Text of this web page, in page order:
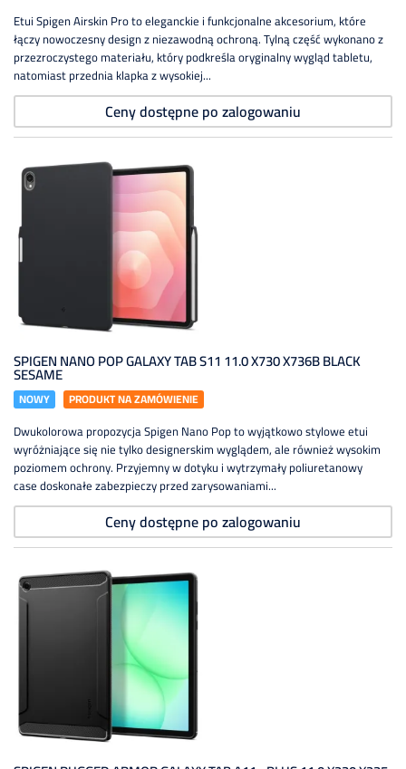
Etui Spigen Airskin Pro to eleganckie i funkcjonalne akcesorium, które
łączy nowoczesny design z niezawodną ochroną. Tylną część wykonano z
przezroczystego materiału, który podkreśla oryginalny wygląd tabletu,
natomiast przednia klapka z wysokiej...
Ceny dostępne po zalogowaniu
SPIGEN NANO POP GALAXY TAB S11 11.0 X730 X736B BLACK
SESAME
NOWY PRODUKT NA ZAMÓWIENIE
Dwukolorowa propozycja Spigen Nano Pop to wyjątkowo stylowe etui
wyróżniające się nie tylko designerskim wyglądem, ale również wysokim
poziomem ochrony. Przyjemny w dotyku i wytrzymały poliuretanowy
case doskonałe zabezpieczy przed zarysowaniami...
Ceny dostępne po zalogowaniu